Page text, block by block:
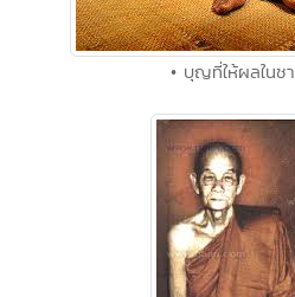
• บุญที่ให้ผลในช